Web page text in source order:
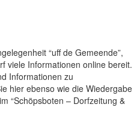
“uff de Gemeende”,
viele Informationen online bereit.
Informationen zu
hier ebenso wie die Wiedergabe
“Schöpsboten – Dorfzeitung &